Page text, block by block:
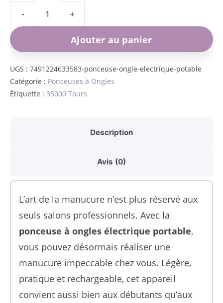
de
Ponceuse
à
ongles
avec
réglable
et
accessoires
interchangeables
Ajouter au panier
UGS : 7491224633583-ponceuse-ongle-electrique-potable
Catégorie : Ponceuses à Ongles
Étiquette : 35000 Tours
Description
Avis (0)
L’art de la manucure n’est plus réservé aux
seuls salons professionnels. Avec la
ponceuse à ongles électrique portable,
vous pouvez désormais réaliser une
manucure impeccable chez vous. Légère,
pratique et rechargeable, cet appareil
convient aussi bien aux débutants qu’aux